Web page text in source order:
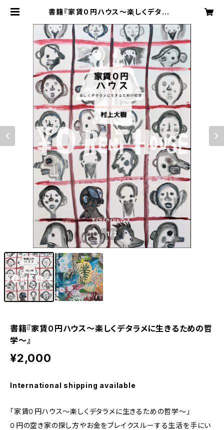
書籍『家賃０円ハウス〜楽しくデタラメ
イシャプレス
1/2
書籍『家賃０円ハウス〜楽しくデタラメに生きるための哲
学〜』
¥2,000
International shipping available
「家賃０円ハウス〜楽しくデタラメに生きるための哲学〜」
０円の空き家の探し方やお金をブレイクスルーする生活を手にい